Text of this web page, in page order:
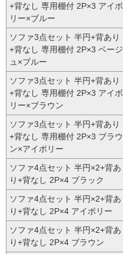
+背なし 専用棚付 2P×3 アイボ
リー×ブルー
ソファ3点セット 半円+背あり
+背なし 専用棚付 2P×3 ベージ
ュ×ブルー
ソファ3点セット 半円+背あり
+背なし 専用棚付 2P×3 アイボ
リー×ブラウン
ソファ3点セット 半円+背あり
+背なし 専用棚付 2P×3 ブラウ
ン×アイボリー
ソファ4点セット 半円×2+背あ
り+背なし 2P×4 ブラック
ソファ4点セット 半円×2+背あ
り+背なし 2P×4 アイボリー
ソファ4点セット 半円×2+背あ
り+背なし 2P×4 ブラウン